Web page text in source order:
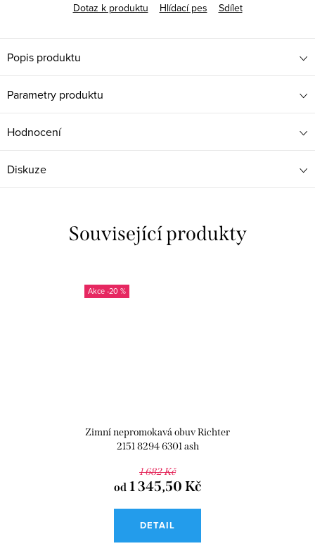
Dotaz k produktu
Hlídací pes Sdílet
Popis produktu
Parametry produktu
Hodnocení
Diskuze
Související produkty
-20 %
Zimní nepromokavá obuv Richter
2151 8294 6301 ash
1 682 Kč
od1 345,50 Kč
DETAIL